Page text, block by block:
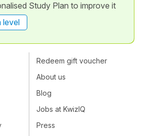
Study Plan to improve it
level
Redeem gift voucher
About us
Blog
Jobs at KwizIQ
Press